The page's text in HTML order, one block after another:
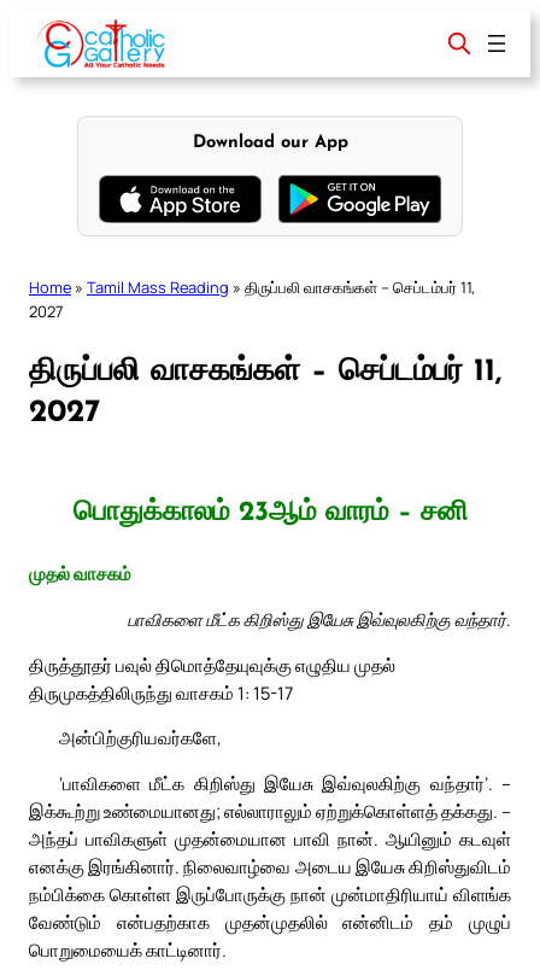
content
Download our App
Home » Tamil Mass Reading » திருப்பலி வாசகங்கள் – செப்டம்பர் 11,
2027
திருப்பலி வாசகங்கள் – செப்டம்பர் 11,
2027
பொதுக்காலம் 23ஆம் வாரம் – சனி
முதல் வாசகம்
பாவிகளை மீட்க கிறிஸ்து இயேசு இவ்வுலகிற்கு வந்தார்.
திருத்தூதர் பவுல் திமொத்தேயுவுக்கு எழுதிய முதல்
திருமுகத்திலிருந்து வாசகம் 1: 15-17
அன்பிற்குரியவர்களே,
‘பாவிகளை மீட்க கிறிஸ்து இயேசு இவ்வுலகிற்கு வந்தார்’. –
இக்கூற்று உண்மையானது; எல்லாராலும் ஏற்றுக்கொள்ளத் தக்கது. –
அந்தப் பாவிகளுள் முதன்மையான பாவி நான். ஆயினும் கடவுள்
எனக்கு இரங்கினார். நிலைவாழ்வை அடைய இயேசு கிறிஸ்துவிடம்
நம்பிக்கை கொள்ள இருப்போருக்கு நான் முன்மாதிரியாய் விளங்க
வேண்டும் என்பதற்காக முதன்முதலில் என்னிடம் தம் முழுப்
பொறுமையைக் காட்டினார்.